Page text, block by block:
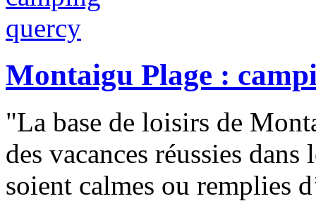
Montaigu Plage :
"La base de loisirs de
des vacances réussies
soient calmes ou remplies